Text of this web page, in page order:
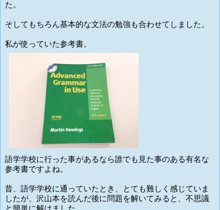
た。
そしてもちろん基本的な文法の勉強も合わせてしました。
私が使っていた参考書。
語学学校に行った事があるなら誰でも見た事のある有名な
参考書ですよね。
昔、語学学校に通っていたとき、とても難しく感じていま
したが、沢山本を読んだ後に問題を解いてみると、不思議
と簡単に解けました。